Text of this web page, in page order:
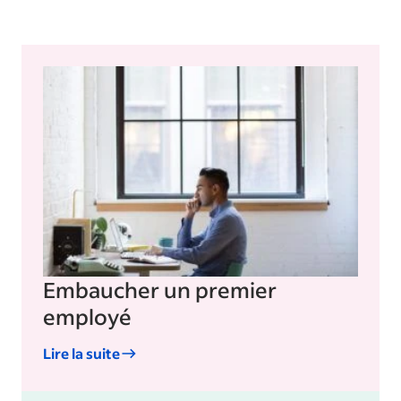
Embaucher un premier
employé
Lire la suite